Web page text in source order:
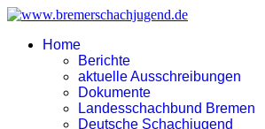
Home
Berichte
aktuelle Ausschreibungen
Dokumente
Landesschachbund Bremen
Deutsche Schachjugend